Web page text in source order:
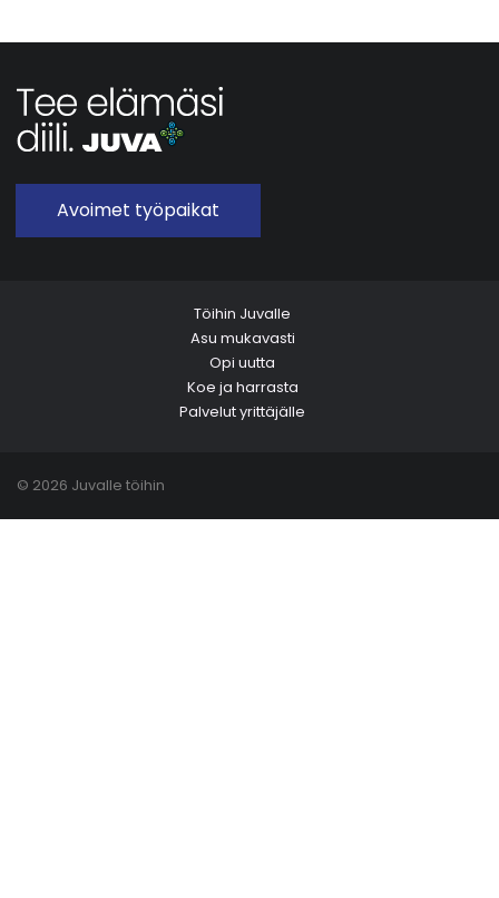
Avoimet työpaikat
Töihin Juvalle
Asu mukavasti
Opi uutta
Koe ja harrasta
Palvelut yrittäjälle
© 2026 Juvalle töihin